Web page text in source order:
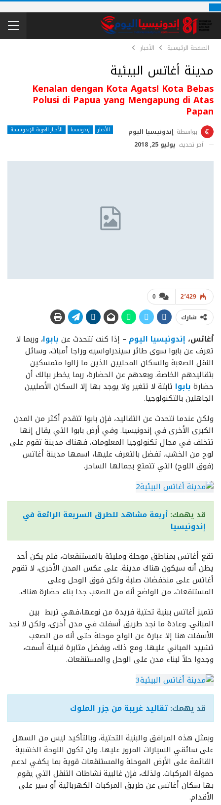
الصفحة الرئيسية الأخبار
مدينة أغاتس البيئية
Kenalan dengan Kota Agats! Kota Bebas
Polusi di Papua yang Mengapung di Atas
Papan
الأخبار إندونيسيا الأخبار العربية الإندونيسية بواسطة إندونيسيا اليوم
آخر تحديث يوليو 25, 2018
0 2٬429
شارك
أغاتس، إندونيسيا اليوم – إذا كنت تتحدث عن بابوا، وربما لا
تعرف عن بابوا سوى طائر سيندراواسيه وراجا أمبات، وسائل
النقل الصعبة والسكان المحليين الذين ما زالوا متمسكين
بتقاليدهم الخاصة. وبعدهم عن الحضارة، ربما يخطر ببالك أن
حضارة بابوا ثابتة لا تتغير ولا يوجد بها إلا السكان الأصليين
الجاهلين بالتكنولوجيا.
ولكن عندما نتحدث عن التقاليد، فإن بابوا تتقدم أكثر من المدن
الكبرى الأخرى في إندونيسيا. وفي أرض بابوا التي يقال إنها
تتخلف في مجال تكنولوجيا المعلومات، فهناك مدينة تقوم على
لوح من الخشب. تفضل بالتعرف عليها، اسمها مدينة أغاتس
(فوق اللوح) التي تتمتع بجمالها الساحر.
قد يهمك: أربعة مشاهد للطرق السريعة الرائعة في
إندونيسيا
تقع أغاتس بمناطق موحلة ومليئة بالمستنقعات، فلم يكن أحد
يظن أنه سيكون هناك مدينة. على عكس المدن الأخرى، لا تقوم
أغاتس على منخفضات صلبة ولكن فوق الوحل وعلى
المستنقعات. من الواضح أنه من الصعب جدا بناء حضارة هناك.
تتميز أغاتس ببنية تحتية فريدة من نوعها،فهي تربط بين
المباني. وعادة ما نجد طريق أسفلت في مدن أخرى، ولكن لا نجد
الأسفلت هنا إلا عبارة عن الواح موحلة حتى أنه من الصعب
تشييد المباني عليها. ومع ذلك، وبفضل مثابرة قبيلة أسمت،
وجدوا حلاً لبناء مدن على الوحل والمستنقعات.
قد يهمك: تقاليد غريبة من جزر الملوك
وبمثل هذه المرافق والبنية التحتية، وبالتأكيد ليس من السهل
على سائقي السيارات المرور عليها. ولن تكون اللوحة الخشبية
القائمة على الأرض الموحلة والمستنقعات قوية بما يكفي لدعم
حمولة المركبات. ولذلك، فإن غالبية نشاطات التنقل التي يقوم
بها سكان أغاتس عن طريق المركبات الكهربائية أو سير على
الأقدام.